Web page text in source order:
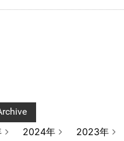
2024年 2023年